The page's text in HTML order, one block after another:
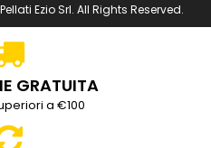
Ezio Srl. All Rights Reserved.
GRATUITA
a €100